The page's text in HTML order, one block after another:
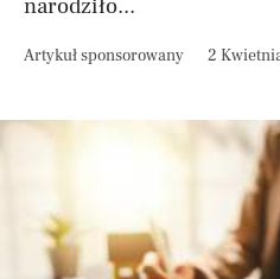
narodziło...
Artykuł sponsorowany 2